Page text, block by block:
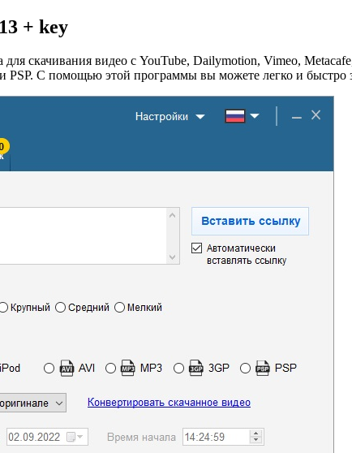
+ key
скачивания видео с YouTube, Dailymotion, Vimeo,
PSP. С помощью этой программы вы можете легко и